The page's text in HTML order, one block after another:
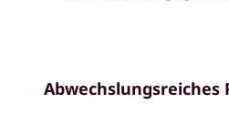
Abwechslungsreiches